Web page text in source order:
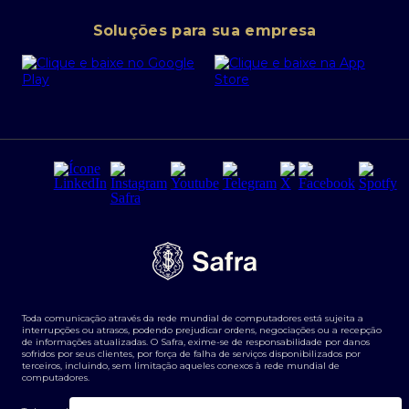
Portal da Privacidade
PRSAC
Regras e Parâmetros de Atuação Banco Safra
Segurança da Informação
Tarifas e serviços Pessoa Física
Transparência de remuneração
Termos e Condições para Portabilidade de Investimento
Cartão Safra Empresas
Empréstimo e financiamentos PJ
Derivativos
Agronegócios
Soluções para sua empresa
Toda comunicação através da rede mundial de computadores está sujeita a
interrupções ou atrasos, podendo prejudicar ordens, negociações ou a recepção
de informações atualizadas. O Safra, exime-se de responsabilidade por danos
sofridos por seus clientes, por força de falha de serviços disponibilizados por
terceiros, incluindo, sem limitação aqueles conexos à rede mundial de
computadores.